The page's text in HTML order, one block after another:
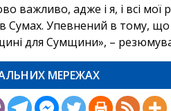
важливо, адже і я, і всі мої
в Сумах. Упевнений в тому, що
для Сумщини», –
МЕРЕЖАХ